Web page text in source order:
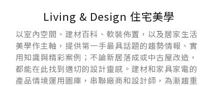
Living & Design 住宅美學
以室內空間、建材百科、軟裝佈置，以及居家生活
美學作主軸，提供第一手最具話題的趨勢情報、實
用知識與精彩案例；不論新居落成或中古屋改造，
都能在此找到適切的設計靈感。建材和家具家電的
產品情境運用圖庫，串聯廠商和設計師，為漸趨重